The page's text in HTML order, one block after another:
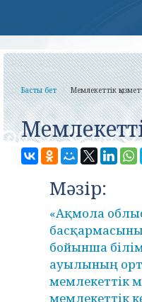
Басты бет Мемлекеттік
Мәзір:
«Ақмола
бойынша
ауылының орта
мемлекеттік
мемлекеттік